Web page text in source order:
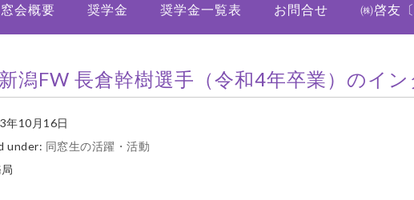
会概要 奨学金 奨学金一覧表 お問合せ ㈱啓友
潟FW 長倉幹樹選手（令和4年卒業）のイ
年10月16日
under: 同窓生の活躍・活動